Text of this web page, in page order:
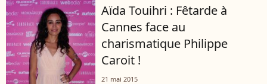
marquantes de ces dernières années....
Aïda Touihri : Fêtarde à
Cannes face au
charismatique Philippe
Caroit !
21 mai 2015